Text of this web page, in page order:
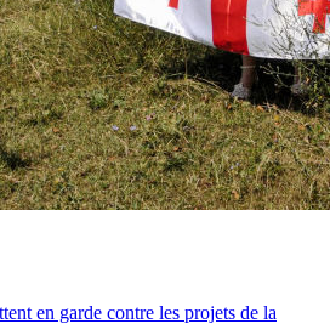
en garde contre les projets de la